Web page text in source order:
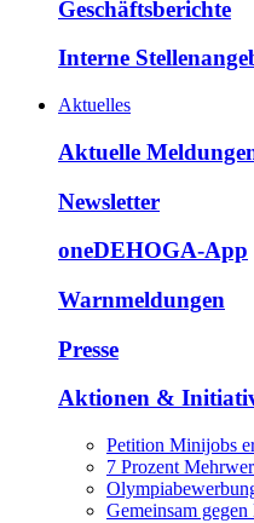
Geschäftsberichte
Interne
Aktuelles
Aktuelle
Newsletter
oneDEHOGA-App
Warnmeldungen
Presse
Aktionen &
Petition Minijobs
7 Prozent
Gemeinsam